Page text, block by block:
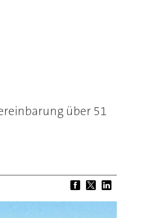
über 51